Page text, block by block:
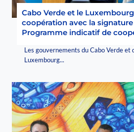
Cabo Verde et le
coopération avec la
Programme indicatif de
Les gouvernements du Cabo Verde et
Luxembourg...